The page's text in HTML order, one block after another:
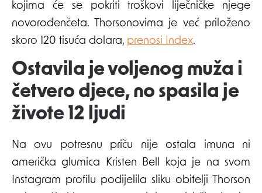
kojima će se pokriti troškovi liječničke njege
novorođenčeta. Thorsonovima je već priloženo
skoro 120 tisuća dolara, prenosi Index.
Ostavila je voljenog muža i
četvero djece, no spasila je
živote 12 ljudi
Na ovu potresnu priču nije ostala imuna ni
američka glumica Kristen Bell koja je na svom
Instagram profilu podijelila sliku obitelji Thorson